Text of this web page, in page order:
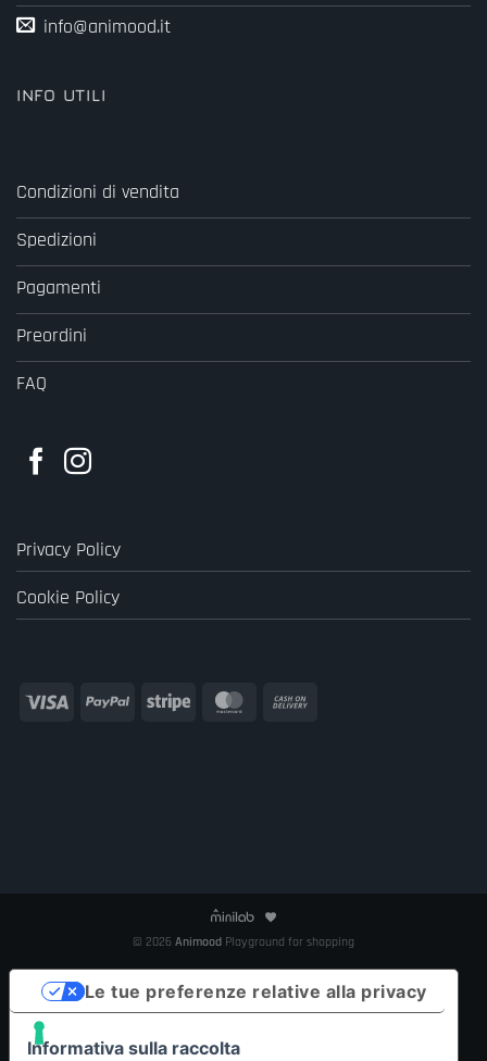
info@animood.it
INFO UTILI
Condizioni di vendita
Spedizioni
Pagamenti
Preordini
FAQ
Privacy Policy
Cookie Policy
Visa PayPal Stripe MasterCard
© 2026 Animood Playground for shopping
Informativa sulla raccolta
Le tue preferenze relative alla privacy